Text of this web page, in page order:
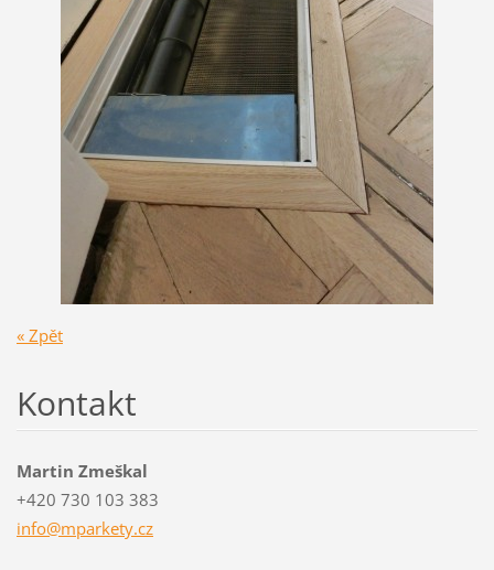
« Zpět
Kontakt
Martin Zmeškal
+420 730 103 383
info@mparkety.cz